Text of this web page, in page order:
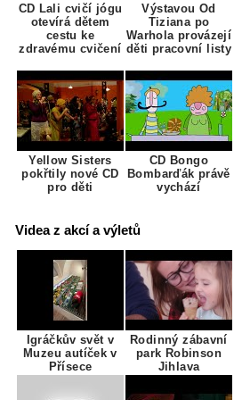
CD Lali cvičí jógu
otevírá dětem
cestu ke
zdravému cvičení
Výstavou Od
Tiziana po
Warhola provázejí
děti pracovní listy
Yellow Sisters
pokřtily nové CD
pro děti
CD Bongo
Bombarďák právě
vychází
Videa z akcí a výletů
Igráčkův svět v
Muzeu autíček v
Přísece
Rodinný zábavní
park Robinson
Jihlava